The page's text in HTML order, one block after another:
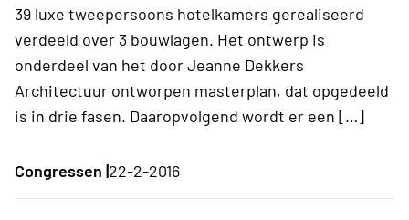
39 luxe tweepersoons hotelkamers gerealiseerd
verdeeld over 3 bouwlagen. Het ontwerp is
onderdeel van het door Jeanne Dekkers
Architectuur ontworpen masterplan, dat opgedeeld
is in drie fasen. Daaropvolgend wordt er een […]
Congressen |22-2-2016